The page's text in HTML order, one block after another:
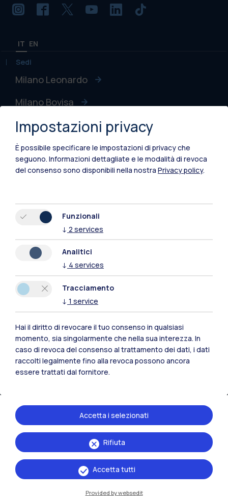
IT EN
Sedi
Milano Leonardo
Milano Bovisa
Cremona
Lecco
Mantova
Xi'an
Naviga il sito
Contattaci
Politecnico di Milano, Piazza Leonardo da Vinci 32, 20133 Milano | P.IVA
04376620151 - C.F. 80057930150
Impostazioni privacy
È possibile specificare le impostazioni di privacy che
seguono. Informazioni dettagliate e le modalità di revoca
del consenso sono disponibili nella nostra Privacy policy.
Funzionali
↓ 2 services
Analitici
↓ 4 services
Tracciamento
↓ 1 service
Hai il diritto di revocare il tuo consenso in qualsiasi
momento, sia singolarmente che nella sua interezza. In
caso di revoca del consenso al trattamento dei dati, i dati
raccolti legalmente fino alla revoca possono ancora
essere trattati dal fornitore.
Rifiuta
Accetta i selezionati
Accetta tutti
Provided by websedit